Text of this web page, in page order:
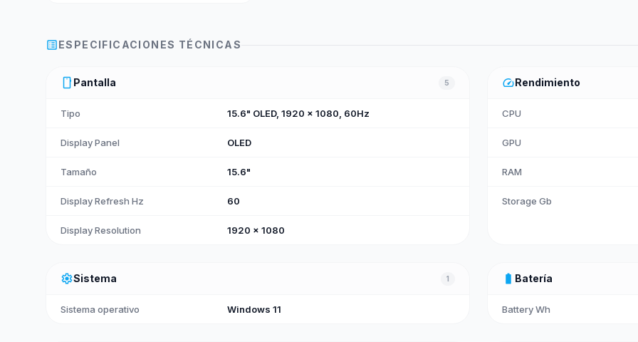
list_altESPECIFICACIONES TÉCNICAS
smartphone Pantalla 5
Tipo 15.6" OLED, 1920 x 1080, 60Hz
Display Panel OLED
Tamaño 15.6"
Display Refresh Hz 60
Display Resolution 1920 x 1080
speedRendimiento
CPU
GPU
RAM
Storage Gb
settingsSistema 1
Sistema operativo Windows 11
battery_full Batería
Battery Wh